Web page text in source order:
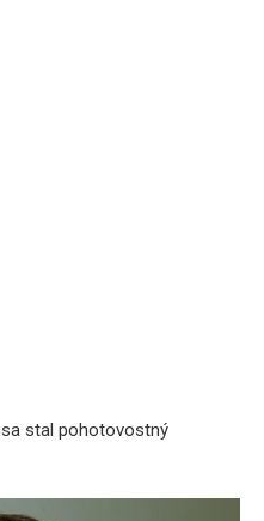
stal pohotovostný